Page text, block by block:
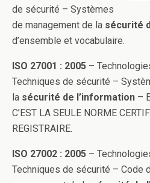
de sécurité – Systèmes
de management de la sécurité
d’ensemble et vocabulaire.
ISO 27001 : 2005 –
Techniques de sécurité –
la sécurité de l’information –
C’EST LA SEULE NORME
REGISTRAIRE.
ISO 27002 : 2005 –
Techniques de sécurité – Code